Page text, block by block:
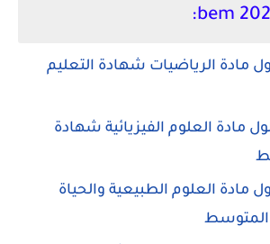
مادة الرياضيات شهادة التعليم
مادة العلوم الفيزيائية شهادة
مادة العلوم الطبيعية والحياة
المتوسط